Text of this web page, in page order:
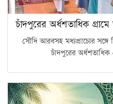
চাঁদপুরের অর্ধশতাধিক
সৌদি আরবসহ মধ্যপ্রাচ্যের
চাঁদপুরের অর্ধশতাধিক